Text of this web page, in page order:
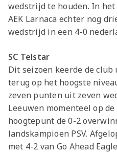
wedstrijd te houden. In
AEK Larnaca echter nog
wedstrijd in een 4-0
SC Telstar
Dit seizoen keerde de
terug op het hoogste
zeven punten uit zeven
Leeuwen momenteel op
hoogtepunt de 0-2
landskampioen PSV.
met 4-2 van Go Ahead